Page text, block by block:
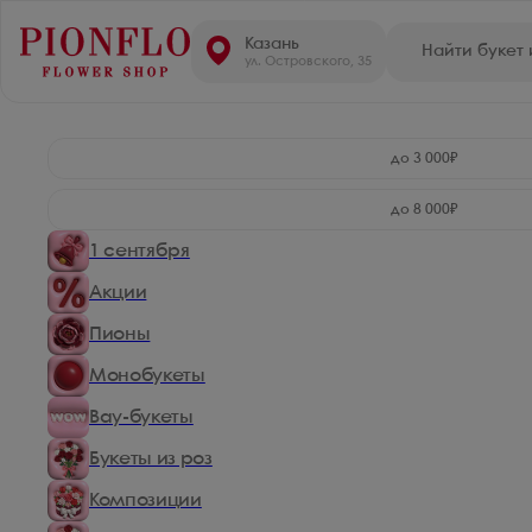
Казань
ул. Островского, 35
до 3 000₽
до 8 000₽
1 сентября
Акции
Пионы
Монобукеты
Вау-букеты
Букеты из роз
Композиции